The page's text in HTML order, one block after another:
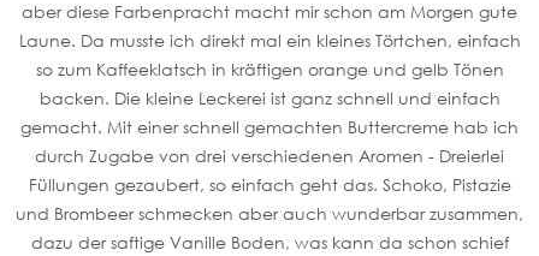
aber diese Farbenpracht macht mir schon am Morgen gute
Laune. Da musste ich direkt mal ein kleines Törtchen, einfach
so zum Kaffeeklatsch in kräftigen orange und gelb Tönen
backen. Die kleine Leckerei ist ganz schnell und einfach
gemacht. Mit einer schnell gemachten Buttercreme hab ich
durch Zugabe von drei verschiedenen Aromen - Dreierlei
Füllungen gezaubert, so einfach geht das. Schoko, Pistazie
und Brombeer schmecken aber auch wunderbar zusammen,
dazu der saftige Vanille Boden, was kann da schon schief